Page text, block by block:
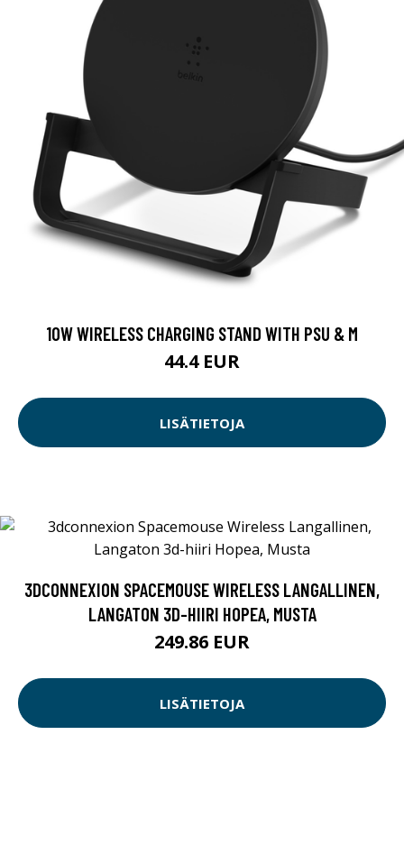
10W WIRELESS CHARGING STAND WITH PSU & M
44.4 EUR
LISÄTIETOJA
3DCONNEXION SPACEMOUSE WIRELESS LANGALLINEN,
LANGATON 3D-HIIRI HOPEA, MUSTA
249.86 EUR
LISÄTIETOJA